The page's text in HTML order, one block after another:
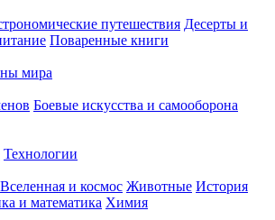
путешествия Десерты и
Поваренные книги
мира
Боевые искусства и самооборона
Технологии
Вселенная и космос Животные История
и математика Химия